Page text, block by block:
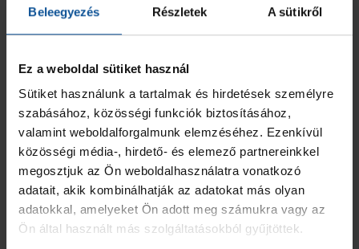
Beleegyezés Részletek A sütikről
Ez a weboldal sütiket használ
Sütiket használunk a tartalmak és hirdetések személyre
szabásához, közösségi funkciók biztosításához,
valamint weboldalforgalmunk elemzéséhez. Ezenkívül
közösségi média-, hirdető- és elemező partnereinkkel
megosztjuk az Ön weboldalhasználatra vonatkozó
adatait, akik kombinálhatják az adatokat más olyan
adatokkal, amelyeket Ön adott meg számukra vagy az
Ön által használt más szolgáltatásokból gyűjtöttek.
dolgoznunk kell a jövőben. Örülök, hogy a kispadról beálló
fiatal játékosok jól szálltak be a mérkőzésbe, különösen a
teljesítményének.
Kucsera Máté: - Köszönöm a lehetőséget a szakmai
stábnak, hogy pályára léphettem, és ráadásul egy teljes
félidőt is játszhattam. Igyekeztem kihasználni a
lehetőségeimet, még ha néhány hiba bele is csúszott.
Csapatunk legközelebb február 18-án (szerda) 18.45-kor, a
Bajnokok Ligája 11. fordulójában a spanyol Barca együttesét
fogadja a PICK Arénában. Telt ház előtt lépünk pályára, jön a
#HandballFamily által már nagyon várt meccs.
A Szeged TV vasárnap 21.55-től, hétfőn pedig 9.55-től